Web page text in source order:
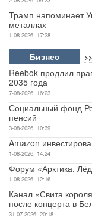
Трамп напоминает
металлах
1-08-2026, 17:28
Бизнес
Reebok продлил
2035 года
7-08-2026, 16:23
Социальный фонд
пенсий
3-08-2026, 10:39
Amazon
1-08-2026, 14:24
Форум «Арктика.
1-08-2026, 12:16
Канал «Свита
после концерта в
31-07-2026, 20:18